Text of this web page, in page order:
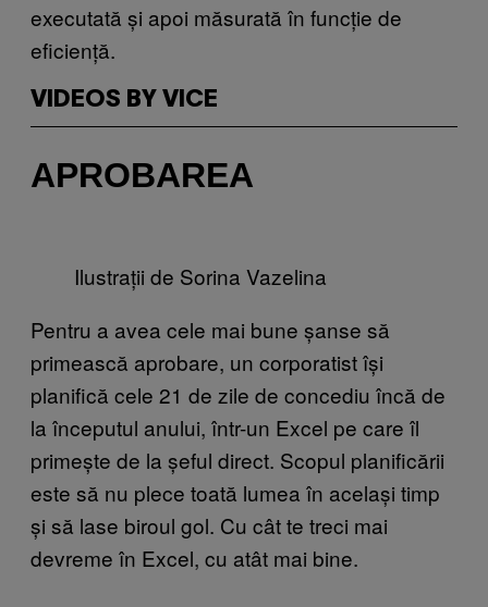
executată și apoi măsurată în funcție de
eficiență.
VIDEOS BY VICE
APROBAREA
Ilustrații de Sorina Vazelina
Pentru a avea cele mai bune șanse să
primească aprobare, un corporatist își
planifică cele 21 de zile de concediu încă de
la începutul anului, într-un Excel pe care îl
primește de la șeful direct. Scopul planificării
este să nu plece toată lumea în același timp
și să lase biroul gol. Cu cât te treci mai
devreme în Excel, cu atât mai bine.